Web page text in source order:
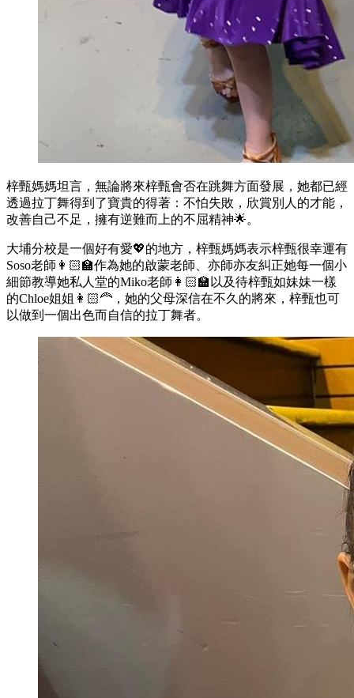
梓甄媽媽坦言，無論將來梓甄會否在跳舞方面發展，她都已經
透過拉丁舞得到了寶貴的得著：不怕失敗，欣賞別人的才能，
改善自己不足，擁有逆難而上的不屈精神🌟。
大埔分校是一個好有愛💖的地方，梓甄媽媽表示梓甄很幸運有
Soso老師👩🏻‍🏫作為她的啟蒙老師、亦師亦友糾正她每一個小
細節教導她私人堂的Miko老師👩🏻‍🏫以及待梓甄如妹妹一樣
的Chloe姐姐👩🏻‍🦰，她的父母深信在不久的將來，梓甄也可
以做到一個出色而自信的拉丁舞者。